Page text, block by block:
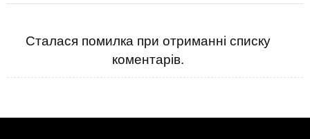
Сталася помилка при отриманні списку
коментарів.